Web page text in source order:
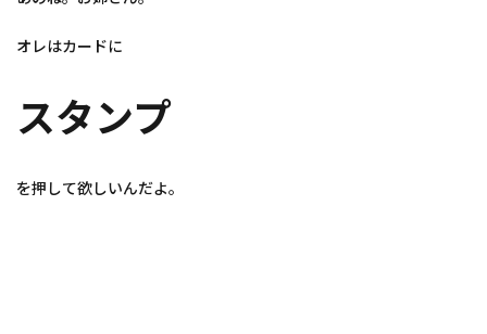
オレはカードに
スタンプ
を押して欲しいんだよ。